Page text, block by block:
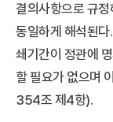
결의사항으로 규
동일하게 해석된다
쇄기간이 정관에
할 필요가 없으며
354조 제4항).